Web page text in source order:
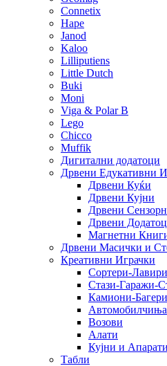
Connetix
Hape
Janod
Kaloo
Lilliputiens
Little Dutch
Buki
Moni
Viga & Polar B
Lego
Chicco
Muffik
Дигитални додатоци
Дрвени Едукативни
Дрвени Куќи
Дрвени Кујни
Дрвени
Дрвени
Магнетни
Дрвени Масички и
Креативни Играчки
Сортери-
Стази-Гаражи-
Камиони-
Автомобилчиња
Возови
Алати
Кујни и
Табли